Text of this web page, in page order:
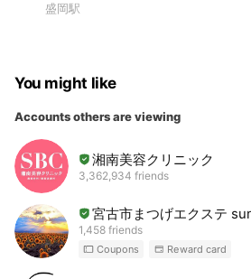
盛岡駅
You might like
Accounts others are viewing
湘南美容クリニック
3,362,934 friends
宮古市まつげエクステ
1,458 friends
Coupons Reward card